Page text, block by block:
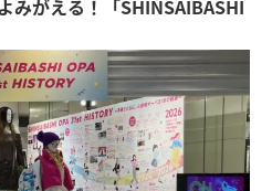
みがえる！「SHINSAIBASHI